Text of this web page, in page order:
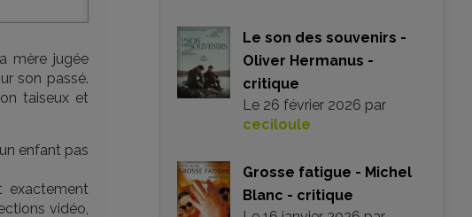
mère jugée
son passé.
taiseux et
enfant pas
exactement
vidéo,
Le son des souvenirs -
Oliver Hermanus -
critique
Le 26 février 2026 par
ceciloule
Grosse fatigue - Michel
Blanc - critique